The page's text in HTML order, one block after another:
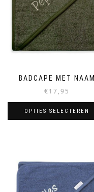
BADCAPE MET NAAM
€17,95
OPTIES SELECTEREN
variaties.
Deze